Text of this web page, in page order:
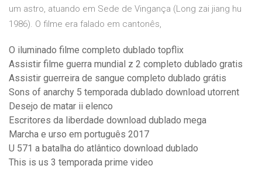
um astro, atuando em Sede de Vingança (Long zai jiang hu
1986). O filme era falado em cantonês,
O iluminado filme completo dublado topflix
Assistir filme guerra mundial z 2 completo dublado gratis
Assistir guerreira de sangue completo dublado grátis
Sons of anarchy 5 temporada dublado download utorrent
Desejo de matar ii elenco
Escritores da liberdade download dublado mega
Marcha e urso em português 2017
U 571 a batalha do atlântico download dublado
This is us 3 temporada prime video